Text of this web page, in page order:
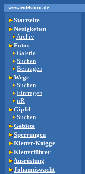
www.teufelsturm.de
Startseite
Neuigkeiten
Archiv
Fotos
Galerie
Suchen
Beitragen
Wege
Suchen
Eintragen
nR
Gipfel
Suchen
Gebiete
Sperrungen
Kletter-Knigge
Kletterführer
Ausrüstung
Johanniswacht